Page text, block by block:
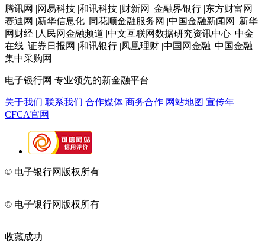
腾讯网 |网易科技 |和讯科技 |财新网 |金融界银行 |东方财富网 |
赛迪网 |新华信息化 |同花顺金融服务网 |中国金融新闻网 |新华
网财经 |人民网金融频道 |中文互联网数据研究资讯中心 |中金
在线 |证券日报网 |和讯银行 |凤凰理财 |中国网金融 |中国金融
集中采购网
电子银行网 专业领先的新金融平台
关于我们 联系我们 合作媒体 商务合作 网站地图 宣传年
CFCA官网
© 电子银行网版权所有
© 电子银行网版权所有
收藏成功